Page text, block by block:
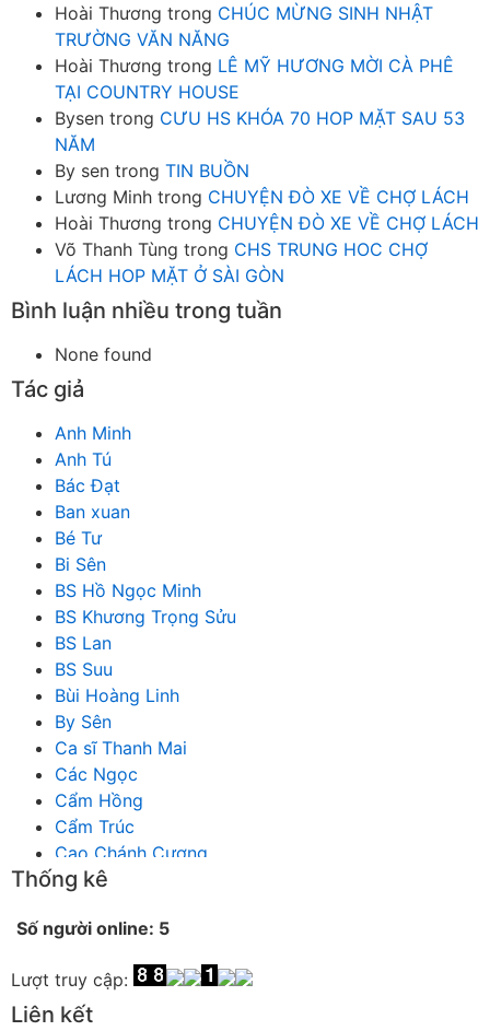
Hoài Thương trong CHÚC MỪNG SINH NHẬT
TRƯỜNG VĂN NĂNG
Hoài Thương trong LÊ MỸ HƯƠNG MỜI CÀ PHÊ
TẠI COUNTRY HOUSE
Bysen trong CƯU HS KHÓA 70 HOP MẶT SAU 53
NĂM
By sen trong TIN BUỒN
Lương Minh trong CHUYỆN ĐÒ XE VỀ CHỢ LÁCH
Hoài Thương trong CHUYỆN ĐÒ XE VỀ CHỢ LÁCH
Võ Thanh Tùng trong CHS TRUNG HOC CHỢ
LÁCH HOP MẶT Ở SÀI GÒN
Bình luận nhiều trong tuần
None found
Tác giả
Anh Minh
Anh Tú
Bác Đạt
Ban xuan
Bé Tư
Bi Sên
BS Hồ Ngọc Minh
BS Khương Trọng Sửu
BS Lan
BS Suu
Bùi Hoàng Linh
By Sên
Ca sĩ Thanh Mai
Các Ngọc
Cẩm Hồng
Cẩm Trúc
Cao Chánh Cương
Cao Nhật Quyên
Chích Chị
Chu Trầm Nguyên Minh
Cò Bằng
Thống kê
Số người online: 5
Lượt truy cập:
Liên kết